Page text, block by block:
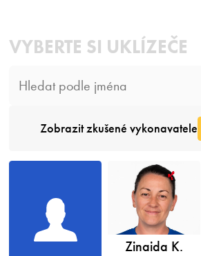
VYBERTE SI UKLÍZEČE
Zobrazit zkušené vykonavatele
Zinaida K.